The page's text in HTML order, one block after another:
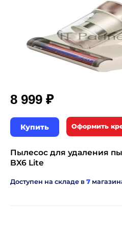
8 999 ₽
Купить Оформить
Пылесос для удаления
BX6 Lite
Доступен на складе в 7